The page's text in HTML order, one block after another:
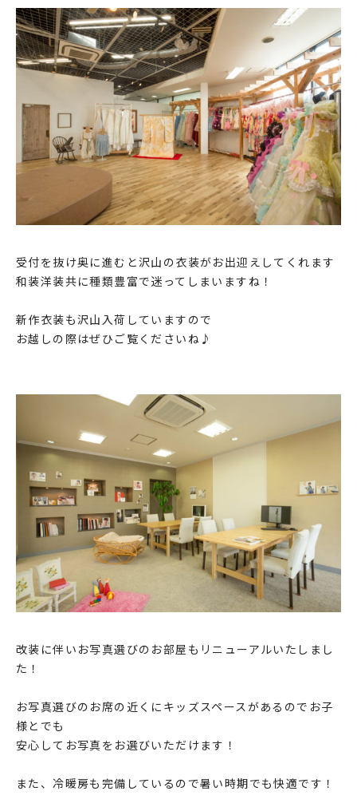
受付を抜け奥に進むと沢山の衣装がお出迎えしてくれます
和装洋装共に種類豊富で迷ってしまいますね！
新作衣装も沢山入荷していますので
お越しの際はぜひご覧くださいね♪
改装に伴いお写真選びのお部屋もリニューアルいたしまし
た！
お写真選びのお席の近くにキッズスペースがあるのでお子
様とでも
安心してお写真をお選びいただけます！
また、冷暖房も完備しているので暑い時期でも快適です！